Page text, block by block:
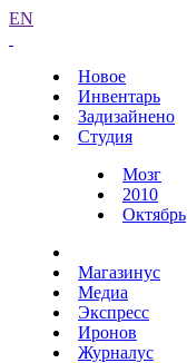
EN
Новое
Инвентарь
Задизайнено
Студия
Мозг
2010
Октябрь
Магазинус
Медиа
Экспресс
Иронов
Журналус